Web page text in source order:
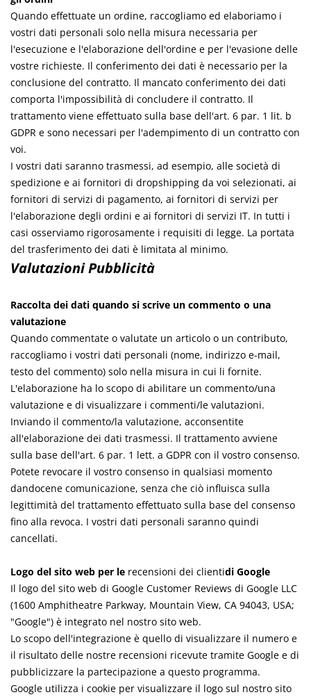
Quando effettuate un ordine, raccogliamo ed elaboriamo i
vostri dati personali solo nella misura necessaria per
l'esecuzione e l'elaborazione dell'ordine e per l'evasione delle
vostre richieste. Il conferimento dei dati è necessario per la
conclusione del contratto. Il mancato conferimento dei dati
comporta l'impossibilità di concludere il contratto. Il
trattamento viene effettuato sulla base dell'art. 6 par. 1 lit. b
GDPR e sono necessari per l'adempimento di un contratto con
voi.
I vostri dati saranno trasmessi, ad esempio, alle società di
spedizione e ai fornitori di dropshipping da voi selezionati, ai
fornitori di servizi di pagamento, ai fornitori di servizi per
l'elaborazione degli ordini e ai fornitori di servizi IT. In tutti i
casi osserviamo rigorosamente i requisiti di legge. La portata
del trasferimento dei dati è limitata al minimo.
ValutazioniPubblicità
Raccolta dei dati quando si scrive un commento o una
valutazione
Quando commentate o valutate un articolo o un contributo,
raccogliamo i vostri dati personali (nome, indirizzo e-mail,
testo del commento) solo nella misura in cui li fornite.
L'elaborazione ha lo scopo di abilitare un commento/una
valutazione e di visualizzare i commenti/le valutazioni.
Inviando il commento/la valutazione, acconsentite
all'elaborazione dei dati trasmessi. Il trattamento avviene
sulla base dell'art. 6 par. 1 lett. a GDPR con il vostro consenso.
Potete revocare il vostro consenso in qualsiasi momento
dandocene comunicazione, senza che ciò influisca sulla
legittimità del trattamento effettuato sulla base del consenso
fino alla revoca. I vostri dati personali saranno quindi
cancellati.
Logo del sito web per le recensioni dei clientidi Google
Il logo del sito web di Google Customer Reviews di Google LLC
(1600 Amphitheatre Parkway, Mountain View, CA 94043, USA;
"Google") è integrato nel nostro sito web.
Lo scopo dell'integrazione è quello di visualizzare il numero e
il risultato delle nostre recensioni ricevute tramite Google e di
pubblicizzare la partecipazione a questo programma.
Google utilizza i cookie per visualizzare il logo sul nostro sito